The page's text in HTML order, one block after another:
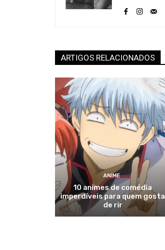
ARTIGOS RELACIONADOS
ANIME
10 animes de comédia
imperdíveis para quem gosta
de rir